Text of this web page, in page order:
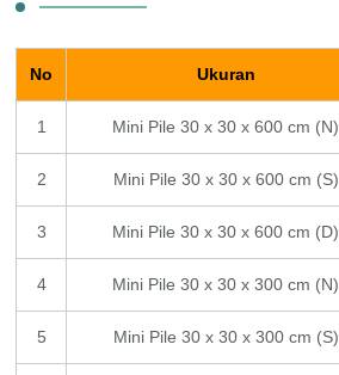
No Ukuran
1 Mini Pile 30 x 30 x 600 cm (N)
2 Mini Pile 30 x 30 x 600 cm (S)
3 Mini Pile 30 x 30 x 600 cm (D)
4 Mini Pile 30 x 30 x 300 cm (N)
5 Mini Pile 30 x 30 x 300 cm (S)